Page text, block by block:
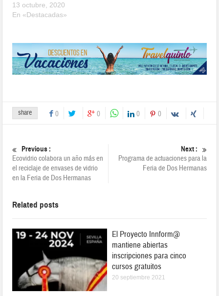
13 octubre, 2020
En «Destacadas»
share 0 0 0 0
Previous :
Ecovidrio colabora un año más en
el reciclaje de envases de vidrio
en la Feria de Dos Hermanas
Next :
Programa de actuaciones para la
Feria de Dos Hermanas
Related posts
El Proyecto Innform@
mantiene abiertas
inscripciones para cinco
cursos gratuitos
20 septiembre 2021